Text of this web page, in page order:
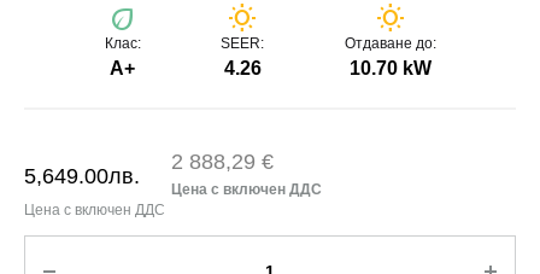
eco
Клас:
A+
wb_sunny
SEER:
4.26
wb_sunny
Отдаване до:
10.70 kW
5,649.00лв.
2 888,29 €